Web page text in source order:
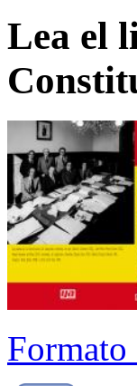
Lea el
Formato